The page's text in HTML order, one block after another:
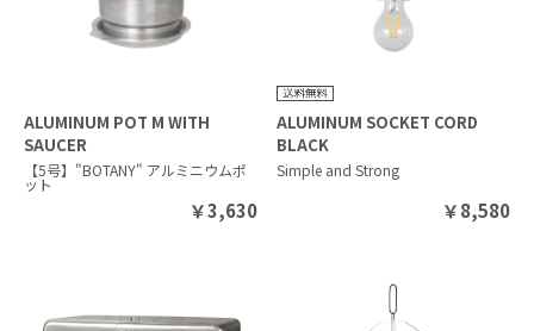
ALUMINUM POT M WITH
SAUCER
【5号】"BOTANY" アルミニウムポ
ット
￥3,630
ALUMINUM SOCKET CORD
BLACK
Simple and Strong
￥8,580